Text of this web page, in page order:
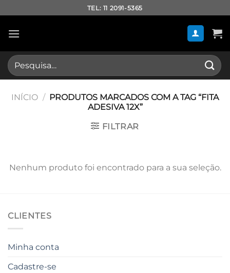
to
content
TEL: 11 2091-5365
Pesquisar
por:
INÍCIO / PRODUTOS MARCADOS COM A TAG “FITA
ADESIVA 12X”
FILTRAR
Nenhum produto foi encontrado para a sua seleção.
CLIENTES
Minha conta
Cadastre-se